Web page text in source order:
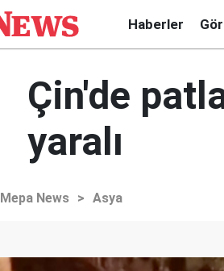
Haberler
Çin'de
yaralı
Mepa News > Asya